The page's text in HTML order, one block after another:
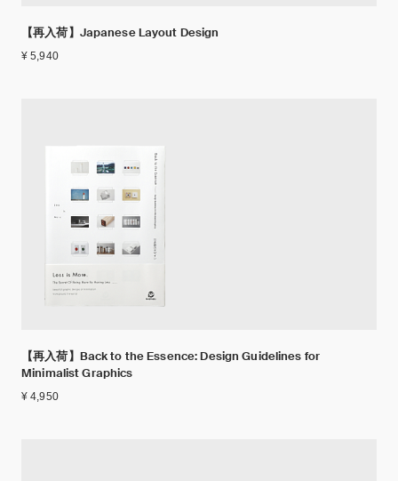
【再入荷】Japanese Layout Design
¥ 5,940
【再入荷】Back to the Essence: Design Guidelines for
Minimalist Graphics
¥ 4,950